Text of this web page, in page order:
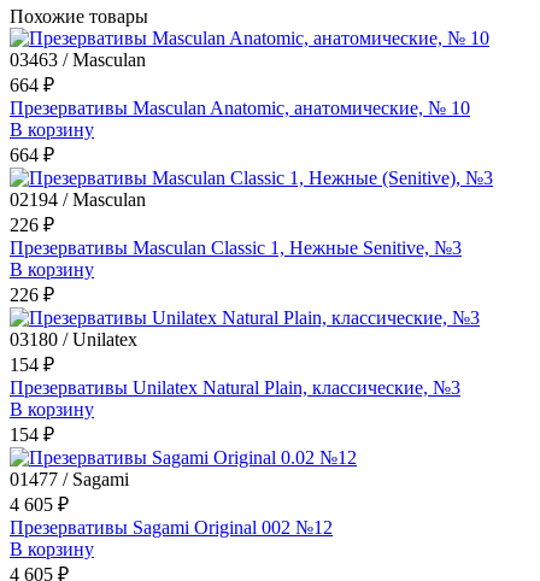
Похожие товары
03463 / Masculan
664 ₽
Презервативы Masculan Anatomic, анатомические, № 10
В корзину
664 ₽
02194 / Masculan
226 ₽
Презервативы Masculan Classic 1, Нежные Senitive, №3
В корзину
226 ₽
03180 / Unilatex
154 ₽
Презервативы Unilatex Natural Plain, классические, №3
В корзину
154 ₽
01477 / Sagami
4 605 ₽
Презервативы Sagami Original 002 №12
В корзину
4 605 ₽